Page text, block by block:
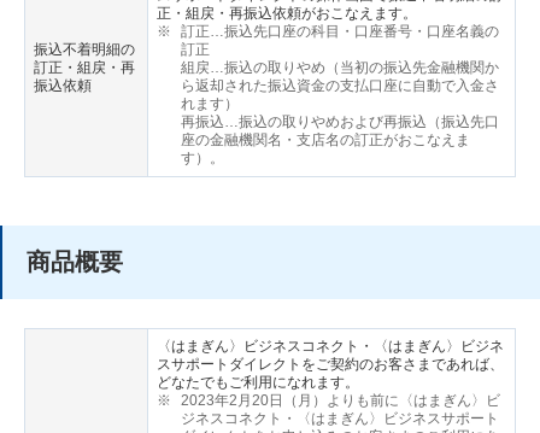
振込不着明細の
訂正・組戻・再
振込依頼
正・組戻・再振込依頼がおこなえます。
※
訂正…振込先口座の科目・口座番号・口座名義の
訂正
組戻…振込の取りやめ（当初の振込先金融機関か
ら返却された振込資金の支払口座に自動で入金さ
れます）
再振込…振込の取りやめおよび再振込（振込先口
座の金融機関名・支店名の訂正がおこなえま
す）。
商品概要
〈はまぎん〉ビジネスコネクト・〈はまぎん〉ビジネ
スサポートダイレクトをご契約のお客さまであれば、
どなたでもご利用になれます。
※
2023年2月20日（月）よりも前に〈はまぎん〉ビ
ジネスコネクト・〈はまぎん〉ビジネスサポート